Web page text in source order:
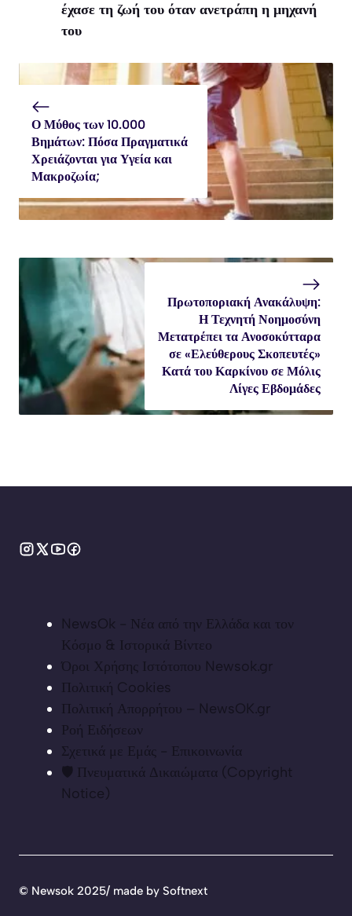
έχασε τη ζωή του όταν ανετράπη η μηχανή
του
Ο Μύθος των 10.000
Βημάτων: Πόσα Πραγματικά
Χρειάζονται για Υγεία και
Μακροζωία;
Πρωτοποριακή Ανακάλυψη:
Η Τεχνητή Νοημοσύνη
Μετατρέπει τα Ανοσοκύτταρα
σε «Ελεύθερους Σκοπευτές»
Κατά του Καρκίνου σε Μόλις
Λίγες Εβδομάδες
NewsOk - Νέα από την Ελλάδα και τον
Κόσμο & Ιστορικά Βίντεο
Όροι Χρήσης Ιστότοπου Newsok.gr
Πολιτική Cookies
Πολιτική Απορρήτου – NewsOK.gr
Ροή Ειδήσεων
Σχετικά με Εμάς - Επικοινωνία
🛡️ Πνευματικά Δικαιώματα (Copyright
Notice)
© Newsok 2025/ made by Softnext